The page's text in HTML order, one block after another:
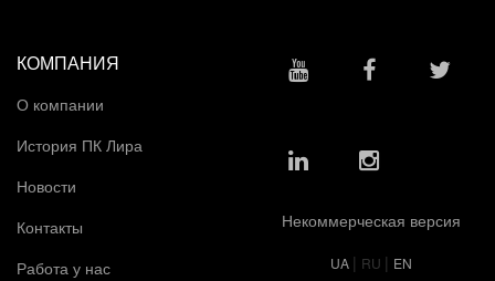
КОМПАНИЯ
О компании
История ПК Лира
Новости
Контакты
Работа у нас
Некоммерческая версия
UA | RU | EN